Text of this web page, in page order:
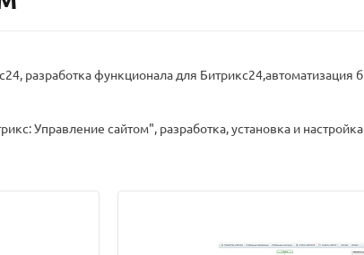
разработка функционала для
Управление сайтом", разработка, установка и